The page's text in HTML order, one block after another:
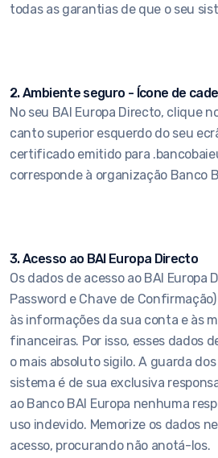
todas as garantias de que o seu
2. Ambiente seguro - Ícone de
No seu BAI Europa Directo, clique
canto superior esquerdo do seu
certificado emitido para
corresponde à organização Banco
3. Acesso ao BAI Europa Directo
Os dados de acesso ao BAI Europa
Password e Chave de
às informações da sua conta e às
financeiras. Por isso, esses dados
o mais absoluto sigilo. A guarda
sistema é de sua exclusiva
ao Banco BAI Europa nenhuma
uso indevido. Memorize os dados
acesso, procurando não anotá-los.